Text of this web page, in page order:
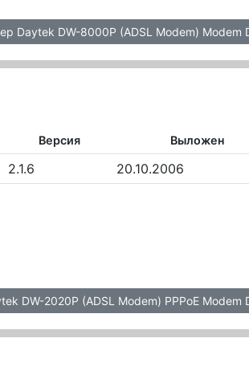
Daytek DW-8000P (ADSL Modem) Modem
Версия Выложен
2.1.6 20.10.2006
DW-2020P (ADSL Modem) PPPoE Modem